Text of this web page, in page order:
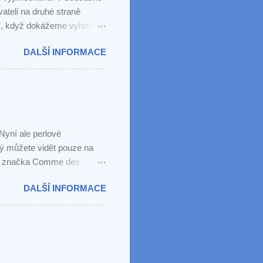
na druhé straně
když dokážeme vyhovět i
i odstínem a
si náhrdelník nemohla
DALŠÍ INFORMACE
ale perlové
můžete vidět pouze na
Comme des
zpěváků a rapperů na
líbí vám?
DALŠÍ INFORMACE